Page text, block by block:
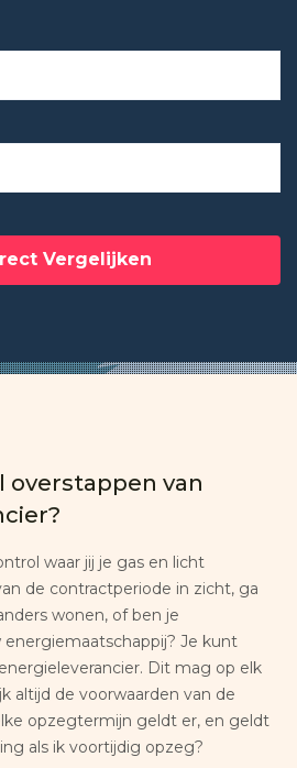
Vergelijken
overstappen van
waar jij je gas en licht
de contractperiode in zicht, ga
wonen, of ben je
Je kunt
Dit mag op elk
altijd de voorwaarden van de
opzegtermijn geldt er, en geldt
als ik voortijdig opzeg?